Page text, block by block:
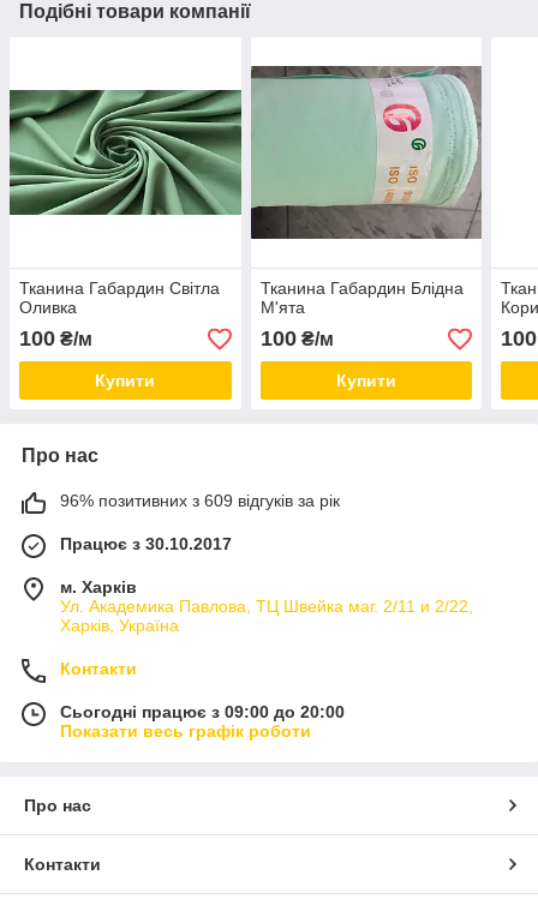
Подібні товари компанії
Тканина Габардин Світла
Оливка
100 ₴/м
Купити
Тканина Габардин Блідна
М'ята
100₴/м
Купити
100
Про нас
96% позитивних з 609 відгуків за рік
Працює з 30.10.2017
м. Харків
Ул. Академика Павлова, ТЦ Швейка маг. 2/11 и 2/22,
Харків, Україна
Контакти
Сьогодні працює з 09:00 до 20:00
Показати весь графік роботи
Про нас
Контакти